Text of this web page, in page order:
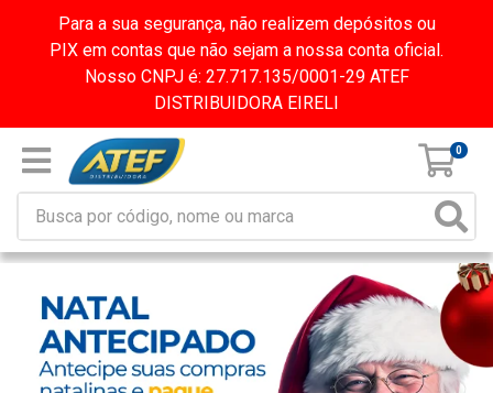
Para a sua segurança, não realizem depósitos ou
PIX em contas que não sejam a nossa conta oficial.
Nosso CNPJ é: 27.717.135/0001-29 ATEF
DISTRIBUIDORA EIRELI
0